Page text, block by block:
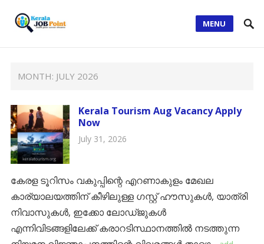
MENU
MONTH: JULY 2026
Kerala Tourism Aug Vacancy Apply
Now
July 31, 2026
കേരള ടൂറിസം വകുപ്പിന്റെ എറണാകുളം മേഖല
കാര്യാലയത്തിന് കീഴിലുള്ള ഗസ്റ്റ് ഹൗസുകൾ, യാത്രി
നിവാസുകൾ, ഇക്കോ ലോഡ്ജുകൾ
എന്നിവിടങ്ങളിലേക്ക് കരാറടിസ്ഥാനത്തിൽ നടത്തുന്ന